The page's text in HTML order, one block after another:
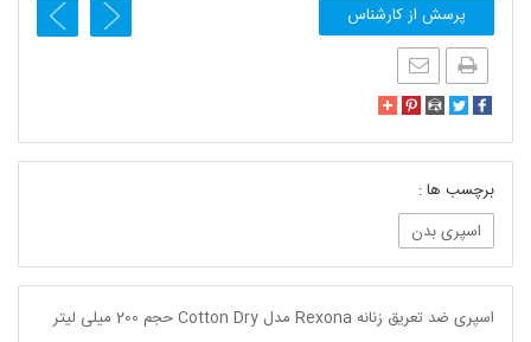
پرسش از کارشناس
برچسب ها :
اسپری بدن
اسپری ضد تعریق زنانه Rexona مدل Cotton Dry حجم 200 میلی لیتر